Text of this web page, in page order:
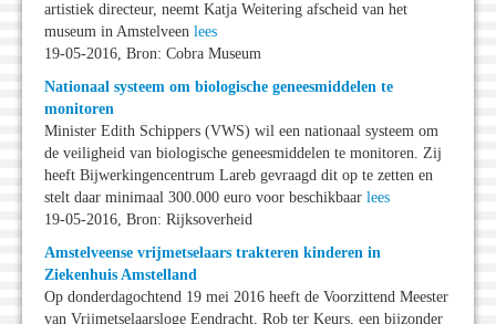
artistiek directeur, neemt Katja Weitering afscheid van het
museum in Amstelveen lees
19-05-2016, Bron: Cobra Museum
Nationaal systeem om biologische geneesmiddelen te
monitoren
Minister Edith Schippers (VWS) wil een nationaal systeem om
de veiligheid van biologische geneesmiddelen te monitoren. Zij
heeft Bijwerkingencentrum Lareb gevraagd dit op te zetten en
stelt daar minimaal 300.000 euro voor beschikbaar lees
19-05-2016, Bron: Rijksoverheid
Amstelveense vrijmetselaars trakteren kinderen in
Ziekenhuis Amstelland
Op donderdagochtend 19 mei 2016 heeft de Voorzittend Meester
van Vrijmetselaarsloge Eendracht, Rob ter Keurs, een bijzonder